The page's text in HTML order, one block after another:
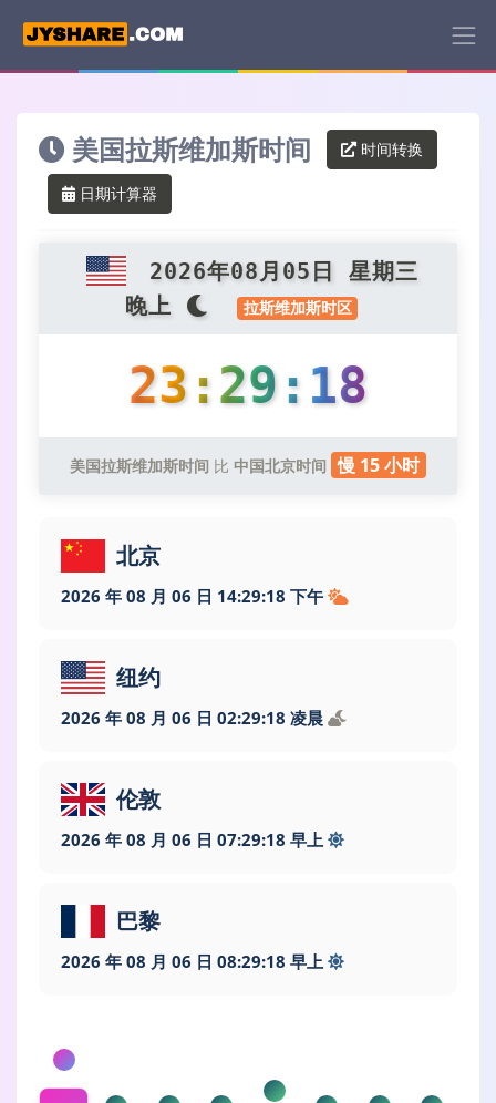
美国拉斯维加斯时间 时间转换
日期计算器
2026年08月05日 星期三
晚上
拉斯维加斯时区
23:29:19
美国拉斯维加斯时间 比 中国北京时间 慢 15 小时
北京
2026 年 08 月 06 日 14:29:19 下午
纽约
2026 年 08 月 06 日 02:29:19 凌晨
伦敦
2026 年 08 月 06 日 07:29:19 早上
巴黎
2026 年 08 月 06 日 08:29:19 早上